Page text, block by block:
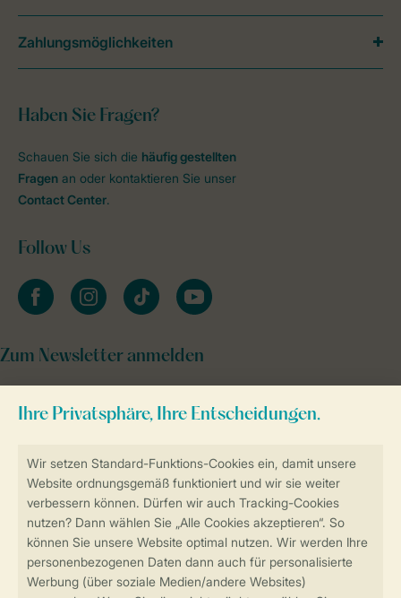
Sicher und schnell zur Online-Buchung
Sichere Datenübertragung
Sicheres Bezahlen
Haben Sie Fragen?
Schauen Sie sich die häufig gestellten
Fragen an oder kontaktieren Sie unser
Contact Center.
Follow Us
facebookinstagramtiktok youtube
Zum Newsletter anmelden
Zahlungsmöglichkeiten